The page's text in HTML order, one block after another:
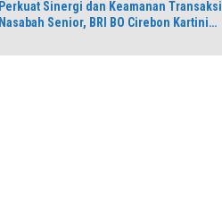
Perkuat Sinergi dan Keamanan Transaksi
Nasabah Senior, BRI BO Cirebon Kartini